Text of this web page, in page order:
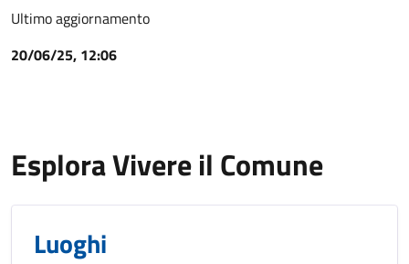
Ultimo aggiornamento
20/06/25, 12:06
Esplora Vivere il Comune
Luoghi